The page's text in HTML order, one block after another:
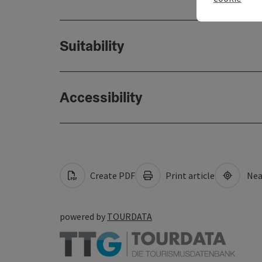
Suitability
Accessibility
Create PDF Print article
powered by TOURDATA